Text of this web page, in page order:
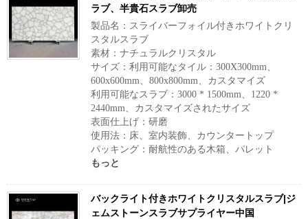
ラブ、半貴石スラブ卸売
製品名：スライバーフォイル付きホワイトクリ
スタルスラブ
素材：ナチュラルクリスタル
サイズ：利用可能なタイル：300X300mm、
600x600mm、800x800mm、カスタマイズ
利用可能なスラブ：3000 * 1500mm、1220 *
2440mm、カスタマイズされたサイズ
表面仕上げ：研磨
使用法：床、室内装飾、カウンタートップ
パッキング：耐航性のある木箱、パレット
もっと
バックライト付きホワイトクリスタルスラブ|ジ
ェムストーンスラブサプライヤー中国